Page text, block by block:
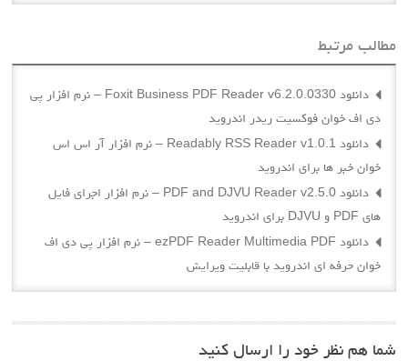
مطالب مرتبط
دانلود Foxit Business PDF Reader v6.2.0.0330 – نرم افزار پی
دی اف خوان فوکسیت ریدر اندروید
دانلود Readably RSS Reader v1.0.1 – نرم افزار آر اس اس
خوان خبر ها برای اندروید
دانلود PDF and DJVU Reader v2.5.0 – نرم افزار اجرای فایل
های PDF و DJVU برای اندروید
دانلود ezPDF Reader Multimedia PDF – نرم افزار پی دی اف
خوان حرفه ای اندروید با قابلیت ویرایش
شما هم نظر خود را ارسال کنید